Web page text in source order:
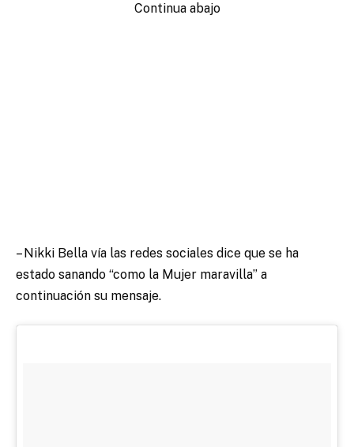
Continua abajo
– Nikki Bella vía las redes sociales dice que se ha
estado sanando “como la Mujer maravilla” a
continuación su mensaje.